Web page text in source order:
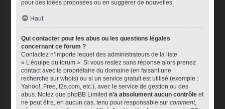
pour des idées proposées ou en suggérer de nouvelles.
Haut
Qui contacter pour les abus ou les questions légales
concernant ce forum ?
Contactez n’importe lequel des administrateurs de la liste
« L’équipe du forum ». Si vous restez sans réponse alors prenez
contact avec le propriétaire du domaine (en faisant une
recherche sur whois) ou si un service gratuit est utilisé (exemple :
Yahoo!, Free, f2s.com, etc.), avec le service de gestion ou des
abus. Notez que phpBB Limitedn’a absolument aucun contrôle et
ne peut être, en aucun cas, tenu pour responsable surcomment,